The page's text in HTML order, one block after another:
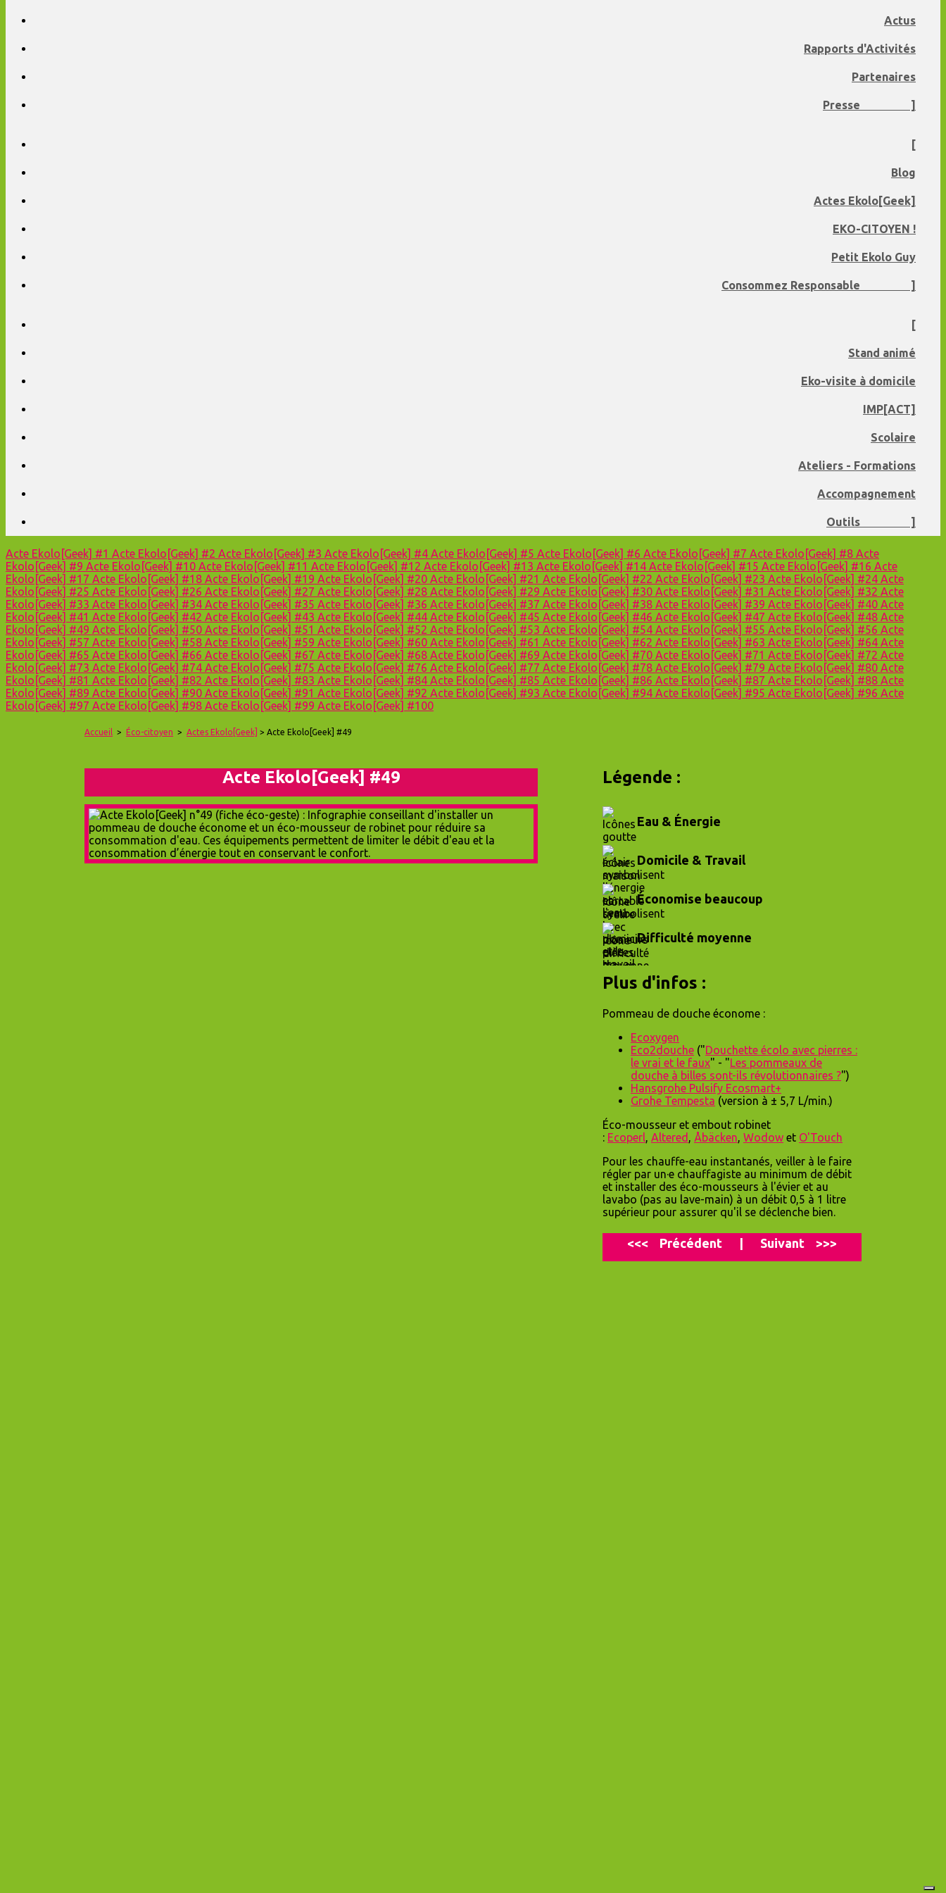
Actus
Rapports d'Activités
Partenaires
Presse ]
[
Blog
Actes Ekolo[Geek]
EKO-CITOYEN !
Petit Ekolo Guy
Consommez Responsable ]
[
Stand animé
Eko-visite à domicile
IMP[ACT]
Scolaire
Ateliers - Formations
Accompagnement
Outils ]
Acte Ekolo[Geek] #1 Acte Ekolo[Geek] #2 Acte Ekolo[Geek] #3 Acte Ekolo[Geek] #4 Acte Ekolo[Geek] #5 Acte Ekolo[Geek] #6 Acte Ekolo[Geek] #7 Acte Ekolo[Geek] #8 Acte
Ekolo[Geek] #9 Acte Ekolo[Geek] #10 Acte Ekolo[Geek] #11 Acte Ekolo[Geek] #12 Acte Ekolo[Geek] #13 Acte Ekolo[Geek] #14 Acte Ekolo[Geek] #15 Acte Ekolo[Geek] #16 Acte
Ekolo[Geek] #17 Acte Ekolo[Geek] #18 Acte Ekolo[Geek] #19 Acte Ekolo[Geek] #20 Acte Ekolo[Geek] #21 Acte Ekolo[Geek] #22 Acte Ekolo[Geek] #23 Acte Ekolo[Geek] #24 Acte
Ekolo[Geek] #25 Acte Ekolo[Geek] #26 Acte Ekolo[Geek] #27 Acte Ekolo[Geek] #28 Acte Ekolo[Geek] #29 Acte Ekolo[Geek] #30 Acte Ekolo[Geek] #31 Acte Ekolo[Geek] #32 Acte
Ekolo[Geek] #33 Acte Ekolo[Geek] #34 Acte Ekolo[Geek] #35 Acte Ekolo[Geek] #36 Acte Ekolo[Geek] #37 Acte Ekolo[Geek] #38 Acte Ekolo[Geek] #39 Acte Ekolo[Geek] #40 Acte
Ekolo[Geek] #41 Acte Ekolo[Geek] #42 Acte Ekolo[Geek] #43 Acte Ekolo[Geek] #44 Acte Ekolo[Geek] #45 Acte Ekolo[Geek] #46 Acte Ekolo[Geek] #47 Acte Ekolo[Geek] #48 Acte
Ekolo[Geek] #49 Acte Ekolo[Geek] #50 Acte Ekolo[Geek] #51 Acte Ekolo[Geek] #52 Acte Ekolo[Geek] #53 Acte Ekolo[Geek] #54 Acte Ekolo[Geek] #55 Acte Ekolo[Geek] #56 Acte
Ekolo[Geek] #57 Acte Ekolo[Geek] #58 Acte Ekolo[Geek] #59 Acte Ekolo[Geek] #60 Acte Ekolo[Geek] #61 Acte Ekolo[Geek] #62 Acte Ekolo[Geek] #63 Acte Ekolo[Geek] #64 Acte
Ekolo[Geek] #65 Acte Ekolo[Geek] #66 Acte Ekolo[Geek] #67 Acte Ekolo[Geek] #68 Acte Ekolo[Geek] #69 Acte Ekolo[Geek] #70 Acte Ekolo[Geek] #71 Acte Ekolo[Geek] #72 Acte
Ekolo[Geek] #73 Acte Ekolo[Geek] #74 Acte Ekolo[Geek] #75 Acte Ekolo[Geek] #76 Acte Ekolo[Geek] #77 Acte Ekolo[Geek] #78 Acte Ekolo[Geek] #79 Acte Ekolo[Geek] #80 Acte
Ekolo[Geek] #81 Acte Ekolo[Geek] #82 Acte Ekolo[Geek] #83 Acte Ekolo[Geek] #84 Acte Ekolo[Geek] #85 Acte Ekolo[Geek] #86 Acte Ekolo[Geek] #87 Acte Ekolo[Geek] #88 Acte
Ekolo[Geek] #89 Acte Ekolo[Geek] #90 Acte Ekolo[Geek] #91 Acte Ekolo[Geek] #92 Acte Ekolo[Geek] #93 Acte Ekolo[Geek] #94 Acte Ekolo[Geek] #95 Acte Ekolo[Geek] #96 Acte
Ekolo[Geek] #97 Acte Ekolo[Geek] #98 Acte Ekolo[Geek] #99 Acte Ekolo[Geek] #100
Accueil > Éco-citoyen > Actes Ekolo[Geek] > Acte Ekolo[Geek] #49
Acte Ekolo[Geek] #49 Légende :
Eau & Énergie
Domicile & Travail
Économise beaucoup
Difficulté moyenne
Plus d'infos :
Pommeau de douche économe :
Ecoxygen
Eco2douche ("Douchette écolo avec pierres :
le vrai et le faux" - "Les pommeaux de
douche à billes sont-ils révolutionnaires ?")
Hansgrohe Pulsify Ecosmart+
Grohe Tempesta (version à ± 5,7 L/min.)
Éco-mousseur et embout robinet
: Ecoperl, Altered , Åbäcken, Wodow et O'Touch
Pour les chauffe-eau instantanés, veiller à le faire
régler par un·e chauffagiste au minimum de débit
et installer des éco-mousseurs à l'évier et au
lavabo (pas au lave-main) à un débit 0,5 à 1 litre
supérieur pour assurer qu'il se déclenche bien.
<<< Précédent Suivant >>>